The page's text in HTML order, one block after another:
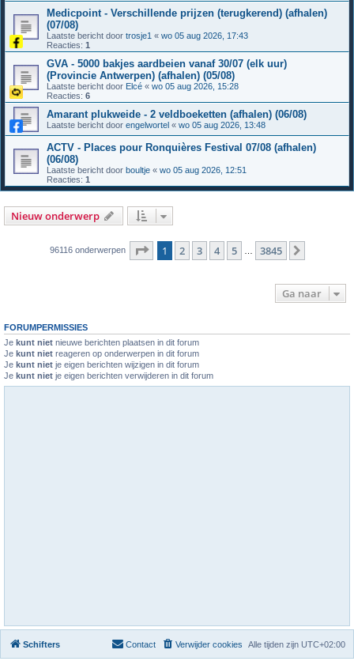
Medicpoint - Verschillende prijzen (terugkerend) (afhalen)
(07/08)
Laatste bericht door trosje1 « wo 05 aug 2026, 17:43
Reacties: 1
GVA - 5000 bakjes aardbeien vanaf 30/07 (elk uur)
(Provincie Antwerpen) (afhalen) (05/08)
Laatste bericht door Elcé « wo 05 aug 2026, 15:28
Reacties: 6
Amarant plukweide - 2 veldboeketten (afhalen) (06/08)
Laatste bericht door engelwortel « wo 05 aug 2026, 13:48
ACTV - Places pour Ronquières Festival 07/08 (afhalen)
(06/08)
Laatste bericht door boultje « wo 05 aug 2026, 12:51
Reacties: 1
Nieuw onderwerp
96116 onderwerpen Pagina van 3845
1 2 3 4 5 3845
Ga naar
FORUMPERMISSIES
Je kunt niet nieuwe berichten plaatsen in dit forum
Je kunt niet reageren op onderwerpen in dit forum
Je kunt niet je eigen berichten wijzigen in dit forum
Je kunt niet je eigen berichten verwijderen in dit forum
Schifters Alle tijden zijn UTC+02:00
Verwijder cookies
Contact